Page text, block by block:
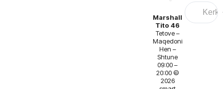
Marshall
Tito 46
Tetove –
Maqedoni
Hen –
Shtune
09:00 –
20:00 ©
2026
Search
...